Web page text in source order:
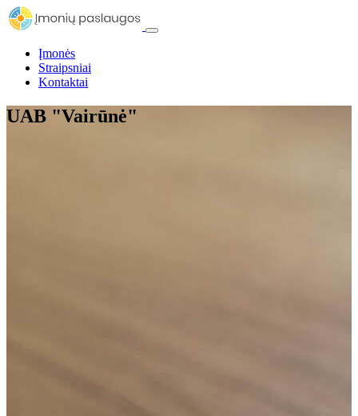
Įmonės
Straipsniai
Kontaktai
UAB "Vairūnė"